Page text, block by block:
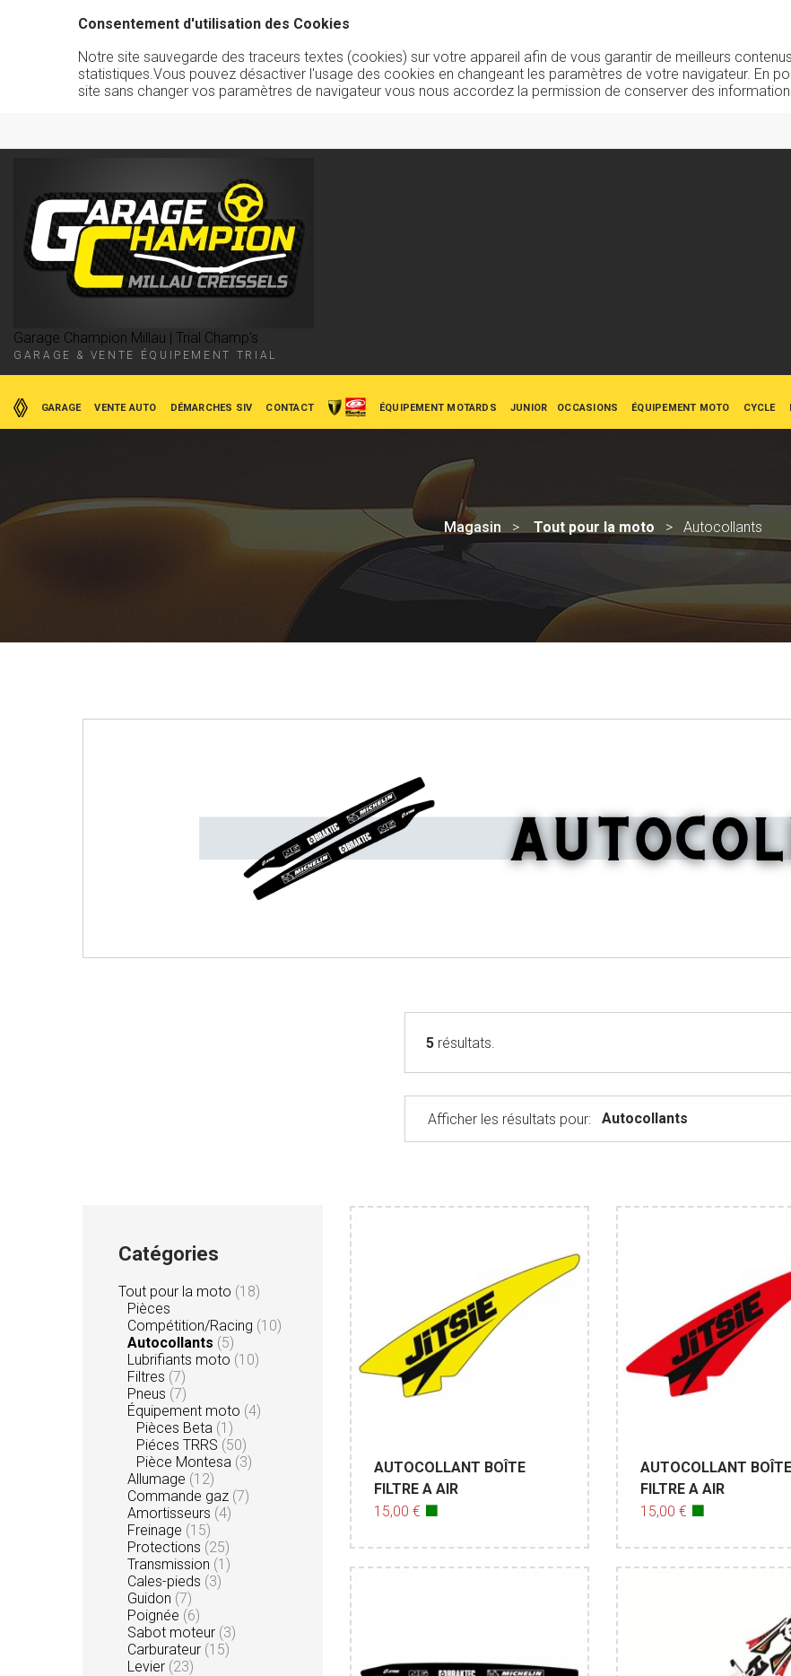
Consentement d'utilisation des Cookies
Notre site sauvegarde des traceurs textes (cookies) sur votre appareil afin de vous garantir de meilleurs
statistiques.Vous pouvez désactiver l'usage des cookies en changeant les paramètres de votre navigateur. En
site sans changer vos paramètres de navigateur vous nous accordez la permission de conserver des
Garage Champion Millau | Trial Champ's
GARAGE & VENTE ÉQUIPEMENT TRIAL
GARAGE VENTE AUTO DÉMARCHES SIV CONTACT ÉQUIPEMENT MOTARDS JUNIOR OCCASIONS ÉQUIPEMENT MOTO CYCLE
Magasin Tout pour la moto Autocollants
5 résultats.
Afficher les résultats pour: Autocollants
AUTOCOLLANT BOÎTE
FILTRE A AIR
15,00 €
AUTOCOLLANT BOÎTE
FILTRE A AIR
15,00 €
Catégories
Tout pour la moto (18)
Pièces
Compétition/Racing (10)
Autocollants (5)
Lubrifiants moto (10)
Filtres (7)
Pneus (7)
Équipement moto (4)
Pièces Beta (1)
Piéces TRRS (50)
Pièce Montesa (3)
Allumage (12)
Commande gaz (7)
Amortisseurs (4)
Freinage (15)
Protections (25)
Transmission (1)
Cales-pieds (3)
Guidon (7)
Poignée (6)
Sabot moteur (3)
Carburateur (15)
Levier (23)